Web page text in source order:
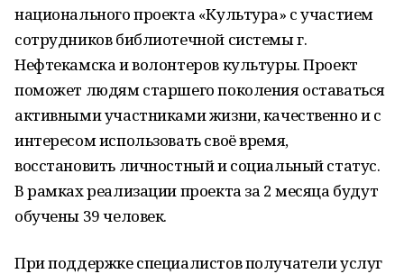
национального проекта «Культура» с участием
сотрудников библиотечной системы г.
Нефтекамска и волонтеров культуры. Проект
поможет людям старшего поколения оставаться
активными участниками жизни, качественно и с
интересом использовать своё время,
восстановить личностный и социальный статус.
В рамках реализации проекта за 2 месяца будут
обучены 39 человек.
При поддержке специалистов получатели услуг